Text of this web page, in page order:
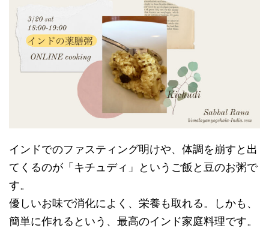
インドでのファスティング明けや、体調を崩すと出
てくるのが「キチュディ」というご飯と豆のお粥で
す。
優しいお味で消化によく、栄養も取れる。しかも、
簡単に作れるという、最高のインド家庭料理です。